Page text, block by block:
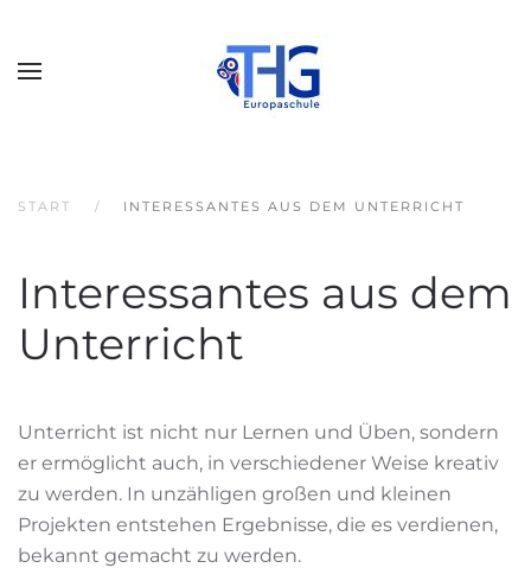
START INTERESSANTES AUS DEM UNTERRICHT
Interessantes aus dem
Unterricht
Unterricht ist nicht nur Lernen und Üben, sondern
er ermöglicht auch, in verschiedener Weise kreativ
zu werden. In unzähligen großen und kleinen
Projekten entstehen Ergebnisse, die es verdienen,
bekannt gemacht zu werden.